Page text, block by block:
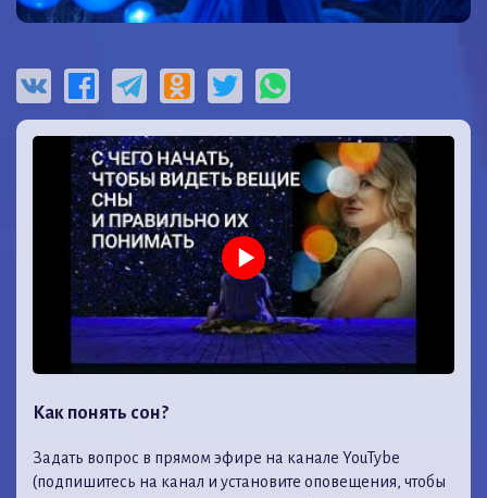
Как понять сон?
Задать вопрос в прямом эфире на канале YouTybe
(подпишитесь на канал и установите оповещения, чтобы